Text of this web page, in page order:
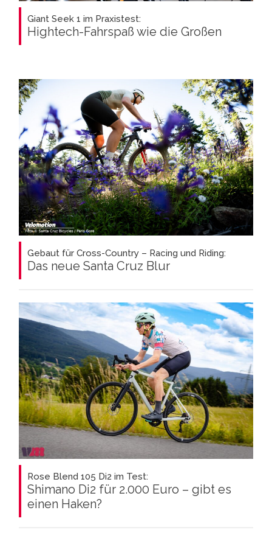
Giant Seek 1 im Praxistest:
Hightech-Fahrspaß wie die Großen
Gebaut für Cross-Country – Racing und Riding:
Das neue Santa Cruz Blur
Rose Blend 105 Di2 im Test:
Shimano Di2 für 2.000 Euro – gibt es
einen Haken?